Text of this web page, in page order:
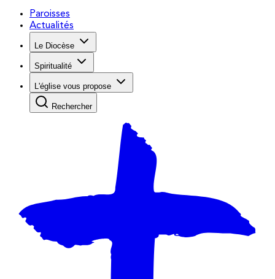
Paroisses
Actualités
Le Diocèse
Spiritualité
L'église vous propose
Rechercher